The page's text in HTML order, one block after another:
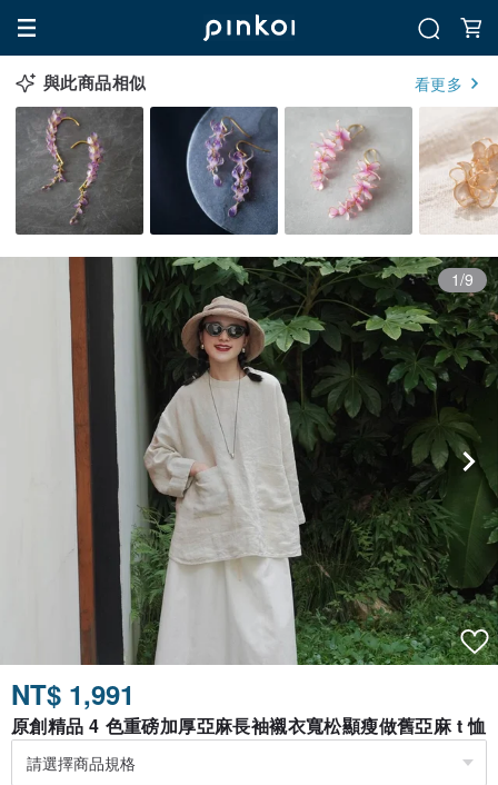
與此商品相似 看更多
1/9
NT$ 1,991
原創精品 4 色重磅加厚亞麻長袖襯衣寬松顯瘦做舊亞麻 t 恤